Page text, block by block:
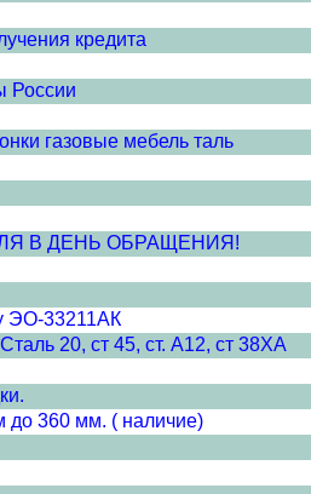
кредита
России
газовые мебель таль
В ДЕНЬ ОБРАЩЕНИЯ!
ЭО-33211АК
20, ст 45, ст. А12, ст 38ХА
360 мм. ( наличие)